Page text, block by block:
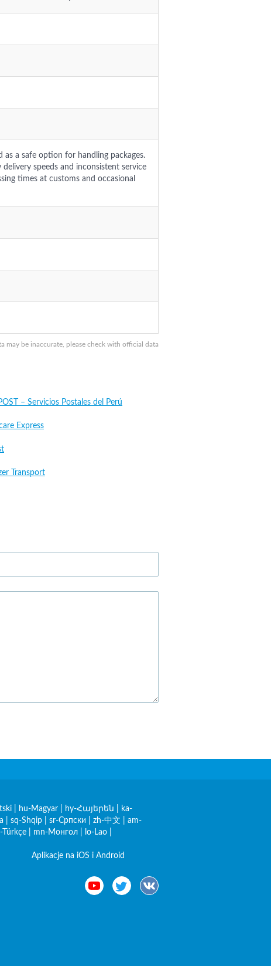
be inaccurate, please check with official data
as a safe option for handling packages.
speeds and inconsistent service
times at customs and occasional
– Servicios Postales del Perú
Express
Transport
hu-Magyar hy-Հայերեն
ka-
sq-Shqip sr-Српски zh-中文
am-
Türkçe mn-Монгол lo-Lao
Aplikacje na iOS i Android